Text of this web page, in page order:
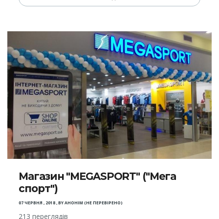
Магазин "MEGASPORT" ("Мега
спорт")
07 ЧЕРВНЯ , 2018,BYАНОНІМ (НЕ ПЕРЕВІРЕНО)
213 переглядів